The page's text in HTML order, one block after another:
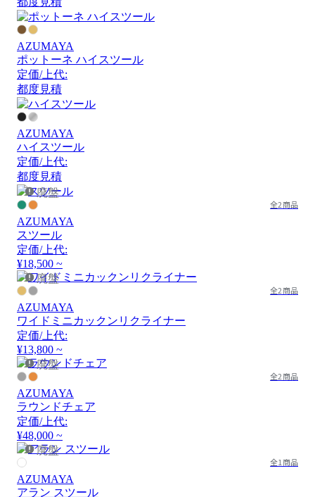
AZUMAYA
ポットーネ ハイスツール
定価/上代:
都度見積
AZUMAYA
ハイスツール
定価/上代:
都度見積
廃盤
全2商品
AZUMAYA
スツール
定価/上代:
¥18,500 ~
廃盤
全2商品
AZUMAYA
ワイドミニカックンリクライナー
定価/上代:
¥13,800 ~
廃盤
全2商品
AZUMAYA
ラウンドチェア
定価/上代:
¥48,000 ~
廃盤
全1商品
AZUMAYA
アラン スツール